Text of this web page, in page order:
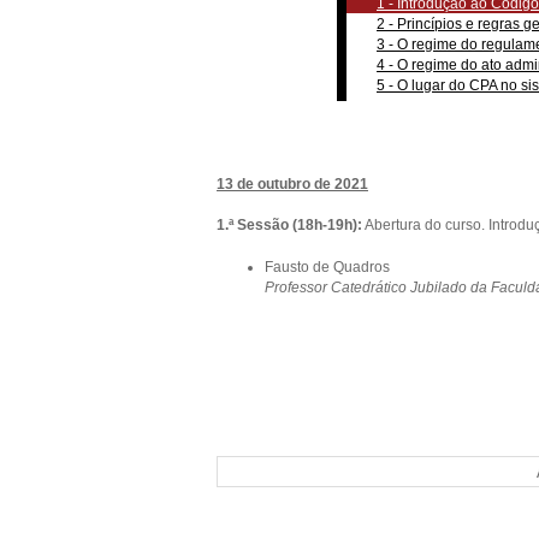
2 - Princípios e regras
3 - O regime do
4 - O regime do ato
5 - O lugar do CPA no
13 de outubro de 2021
1.ª Sessão (18h-19h): Abertura do curso.
Fausto de Quadros
Professor Catedrático Jubilado da